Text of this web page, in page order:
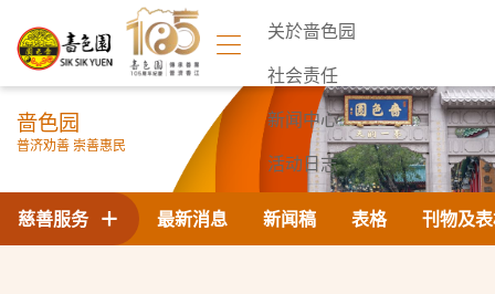
关於啬色园
社会责任
新闻中心
活动日志
联络我们
啬色园
普济劝善 崇善惠民
最新消息 新闻稿 表格 刊物及
慈善服务